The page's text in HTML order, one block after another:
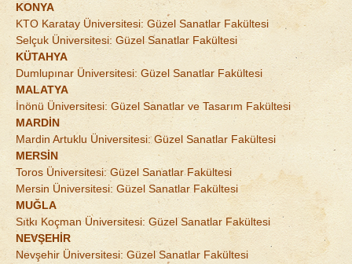
KONYA
KTO Karatay Üniversitesi: Güzel Sanatlar Fakültesi
Selçuk Üniversitesi: Güzel Sanatlar Fakültesi
KÜTAHYA
Dumlupınar Üniversitesi: Güzel Sanatlar Fakültesi
MALATYA
İnönü Üniversitesi: Güzel Sanatlar ve Tasarım Fakültesi
MARDİN
Mardin Artuklu Üniversitesi: Güzel Sanatlar Fakültesi
MERSİN
Toros Üniversitesi: Güzel Sanatlar Fakültesi
Mersin Üniversitesi: Güzel Sanatlar Fakültesi
MUĞLA
Sıtkı Koçman Üniversitesi: Güzel Sanatlar Fakültesi
NEVŞEHİR
Nevşehir Üniversitesi: Güzel Sanatlar Fakültesi